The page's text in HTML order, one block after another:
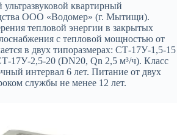
квартирный
ООО «Водомер» (г. Мытищи).
тепловой энергии в закрытых
с тепловой мощностью от
в двух типоразмерах: СТ-17У-1,5-15
17У-2,5-20 (DN20, Qn 2,5 м³/ч). Класс
интервал 6 лет. Питание от двух
службы не менее 12 лет.